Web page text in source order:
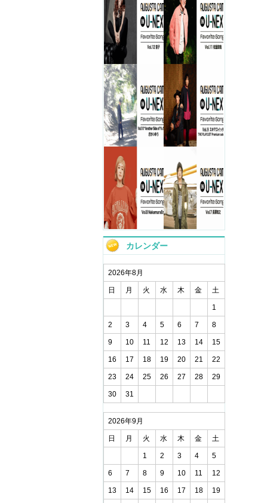
カレンダー
2026年8月
日 月 火 水 木 金 土
1
2 3 4 5 6 7 8
9 10 11 12 13 14 15
16 17 18 19 20 21 22
23 24 25 26 27 28 29
30 31
2026年9月
日 月 火 水 木 金 土
1 2 3 4 5
6 7 8 9 10 11 12
13 14 15 16 17 18 19